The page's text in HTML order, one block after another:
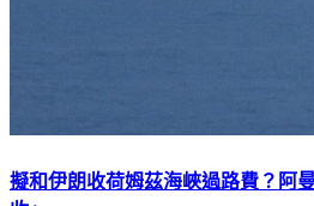
擬和伊朗收荷姆茲海峽過路費？阿